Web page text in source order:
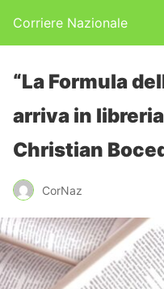
Corriere Nazionale
“La Formula
arriva in
Christian
CorNaz